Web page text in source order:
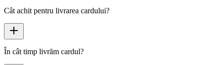
Cât achit pentru livrarea cardului?
În cât timp livrăm cardul?